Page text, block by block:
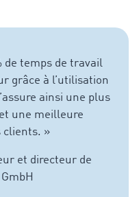
de temps de travail
grâce à l’utilisation
ainsi une plus
une meilleure
clients. »
et directeur de